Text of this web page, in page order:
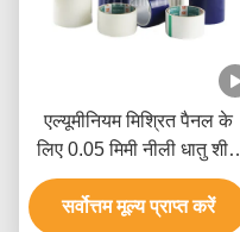
एल्यूमीनियम मिश्रित पैनल के
लिए 0.05 मिमी नीली धातु शीट
पीई संरक्षण फिल्म
सर्वोत्तम मूल्य प्राप्त करें